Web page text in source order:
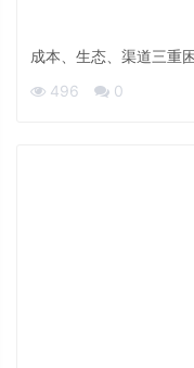
成本、生态、渠道三重
496
0